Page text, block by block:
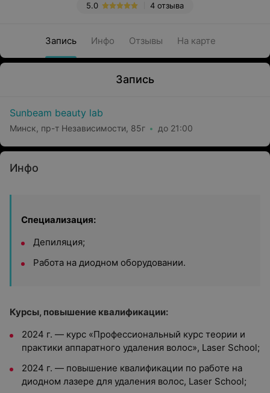
4 отзыва
5.0
Запись Инфо Отзывы На карте
Запись
Sunbeam beauty lab
Минск, пр-т Независимости, 85г до 21:00
Инфо
Специализация:
Депиляция;
Работа на диодном оборудовании.
Курсы, повышение квалификации:
2024 г. — курс «Профессиональный курс теории и
практики аппаратного удаления волос», Laser School;
2024 г. — повышение квалификации по работе на
диодном лазере для удаления волос, Laser School;